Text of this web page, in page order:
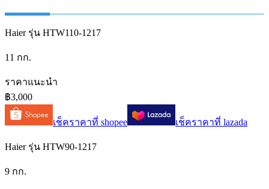
Haier รุ่น HTW110-1217
11 กก.
ราคาแนะนำ
฿3,000
เช็คราคาที่ shopee เช็คราคาที่ lazada
Haier รุ่น HTW90-1217
9 กก.